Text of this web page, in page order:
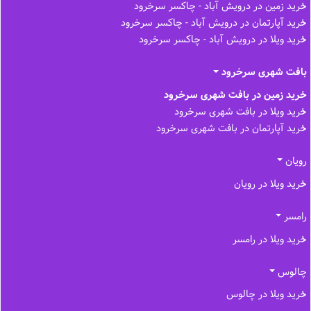
خرید زمین در درویش آباد - چاکسر سرخرود
خرید آپارتمان در درویش آباد - چاکسر سرخرود
خرید ویلا در درویش آباد - چاکسر سرخرود
بافت شهری سرخرود
خرید زمین در بافت شهری سرخرود
خرید ویلا در بافت شهری سرخرود
خرید آپارتمان در بافت شهری سرخرود
رویان
خرید ویلا در رویان
رامسر
خرید ویلا در رامسر
چالوس
خرید ویلا در چالوس